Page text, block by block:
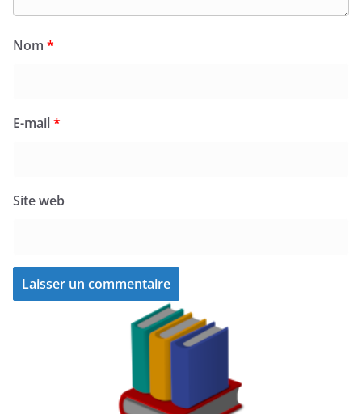
Nom *
E-mail*
Site web